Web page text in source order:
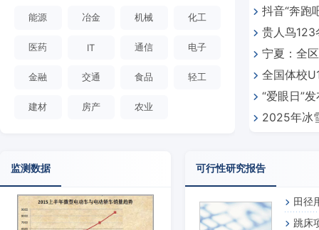
能源 冶金 机械 化工
医药 IT 通信 电子
金融 交通 食品 轻工
建材 房产 农业
抖音“奔跑
及亿万球迷
贵人鸟123
宁夏：全
全国体校
川成都圆满
“爱眼日”
动2025年冰
监测数据 可行性研究报告
田径
跳床